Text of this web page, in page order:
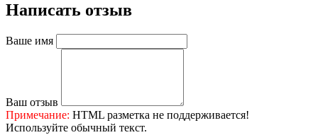
Написать отзыв
Ваше имя
Ваш отзыв
Примечание: HTML разметка не поддерживается!
Используйте обычный текст.